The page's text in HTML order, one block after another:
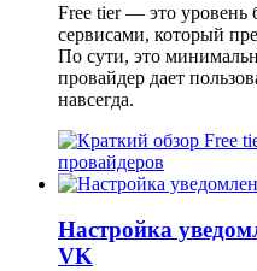
Free tier — это уровень
сервисами, который
По сути, это
провайдер дает
навсегда.
Настройка
VK